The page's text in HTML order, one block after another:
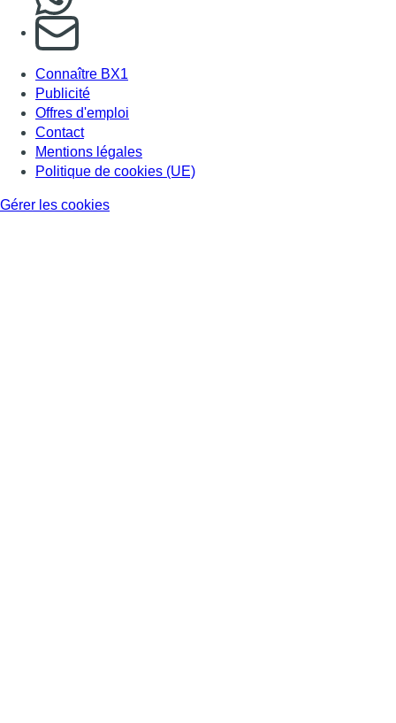
S'abonner à notre newsletter
Connaître BX1
Publicité
Offres d'emploi
Contact
Mentions légales
Politique de cookies (UE)
Gérer les cookies